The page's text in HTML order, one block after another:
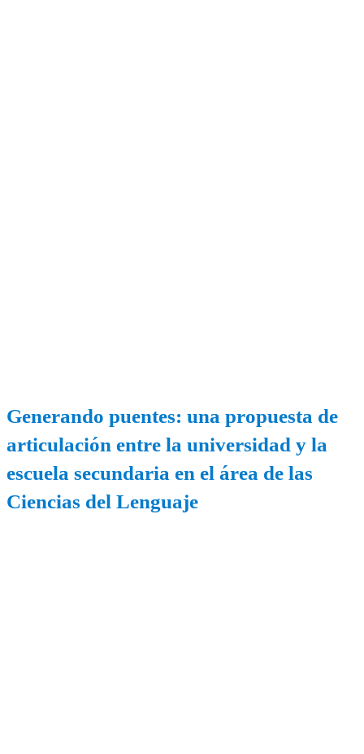
Generando puentes: una propuesta de
articulación entre la universidad y la
escuela secundaria en el área de las
Ciencias del Lenguaje